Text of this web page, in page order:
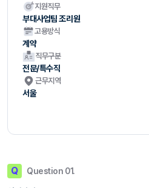
지원직무
부대사업팀 조리원
고용방식
계약
직무구분
전문/특수직
근무지역
서울
Q Question 01.